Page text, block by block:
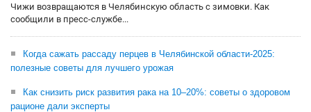
Чижи возвращаются в Челябинскую область с зимовки. Как
сообщили в пресс-службе...
Когда сажать рассаду перцев в Челябинской области-2025:
полезные советы для лучшего урожая
Как снизить риск развития рака на 10–20%: советы о здоровом
рационе дали эксперты